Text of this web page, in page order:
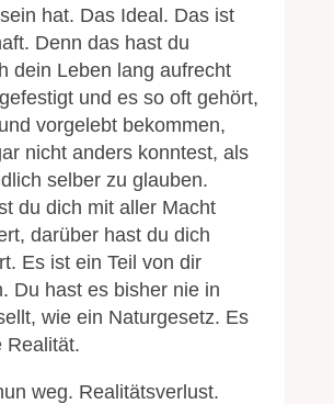
hat. Das Ideal. Das ist
Denn das hast du
dein Leben lang aufrecht
und es so oft gehört,
vorgelebt bekommen,
nicht anders konntest, als
selber zu glauben.
du dich mit aller Macht
darüber hast du dich
Es ist ein Teil von dir
Du hast es bisher nie in
wie ein Naturgesetz. Es
Realität.
weg. Realitätsverlust.